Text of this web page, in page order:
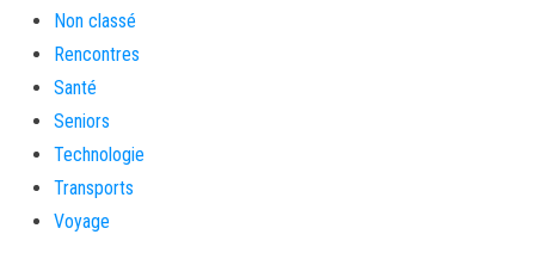
Non classé
Rencontres
Santé
Seniors
Technologie
Transports
Voyage